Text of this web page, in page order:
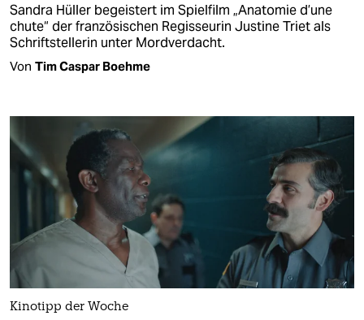
Sandra Hüller begeistert im Spielfilm „Anatomie d’une
chute“ der französischen Regisseurin Justine Triet als
Schriftstellerin unter Mordverdacht.
Von Tim Caspar Boehme
Kinotipp der Woche